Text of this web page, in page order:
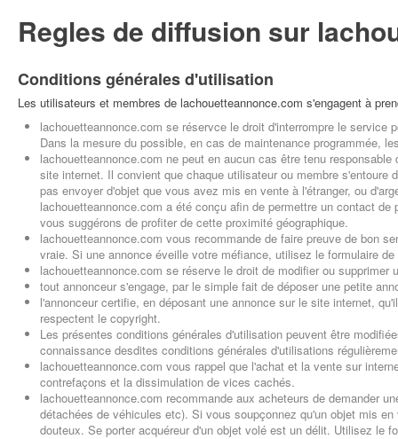
Regles de diffusion sur
Conditions générales d'utilisation
Les utilisateurs et membres de lachouetteannonce.com s'engagent à
lachouetteannonce.com se réservce le droit d'interrompre le
Dans la mesure du possible, en cas de maintenance programmée,
lachouetteannonce.com ne peut en aucun cas être tenu
site internet. Il convient que chaque utilisateur ou membre
pas envoyer d'objet que vous avez mis en vente à l'étranger, ou
lachouetteannonce.com a été conçu afin de permettre un contact
vous suggérons de profiter de cette proximité géographique.
lachouetteannonce.com vous recommande de faire preuve de bon
vraie. Si une annonce éveille votre méfiance, utilisez le formulaire
lachouetteannonce.com se réserve le droit de modifier ou
tout annonceur s'engage, par le simple fait de déposer une petite
l'annonceur certifie, en déposant une annonce sur le site internet,
respectent le copyright.
Les présentes conditions générales d'utilisation peuvent être
connaissance desdites conditions générales d'utilisations
lachouetteannonce.com vous rappel que l'achat et la vente sur
contrefaçons et la dissimulation de vices cachés.
lachouetteannonce.com recommande aux acheteurs de demander
détachées de véhicules etc). Si vous soupçonnez qu'un objet mis
douteux. Se porter acquéreur d'un objet volé est un délit. Utilisez le